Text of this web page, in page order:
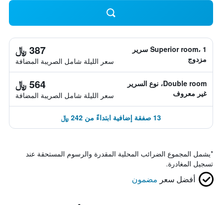
Superior room، 1 سرير
مزدوج
387 ﷼
سعر الليلة شامل الصريبة المضافة
Double room، نوع السرير
غير معروف
564 ﷼
سعر الليلة شامل الصريبة المضافة
13 صفقة إضافية ابتداءً من 242 ﷼
*يشمل المجموع الضرائب المحلية المقدرة والرسوم المستحقة عند
تسجيل المغادرة.
أفضل سعر مضمون